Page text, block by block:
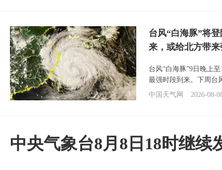
台风“白海豚”将
来，或给北方带
台风“白海豚”9日晚上
最强时段到来。下周台
中国天气网
2026-08-
中央气象台8月8日18时继续